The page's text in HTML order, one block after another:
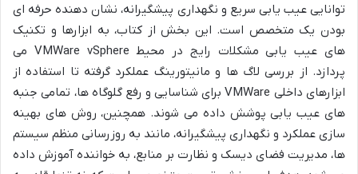
توانایی عیب یابی سریع و نگهداری پیشگیرانه، نشان دهنده حرفه ای
بودن یک متخصص است. این بخش از کتاب، به ابزارها و تکنیک
های عیب یابی مشکلات رایج در محیط VMWare vSphere می
پردازد. از بررسی لاگ ها و مانیتورینگ عملکرد گرفته تا استفاده از
ابزارهای داخلی VMWare برای شناسایی و رفع گلوگاه ها، تمامی جنبه
های عیب یابی پوشش داده می شوند. همچنین، روش های بهینه
سازی عملکرد و نگهداری پیشگیرانه، مانند به روزرسانی منظم سیستم
ها، مدیریت فضای دیسک و نظارت بر منابع، به خواننده آموزش داده